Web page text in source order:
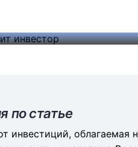
рублях по курсу,
по статье
инвестиций, облагаемая